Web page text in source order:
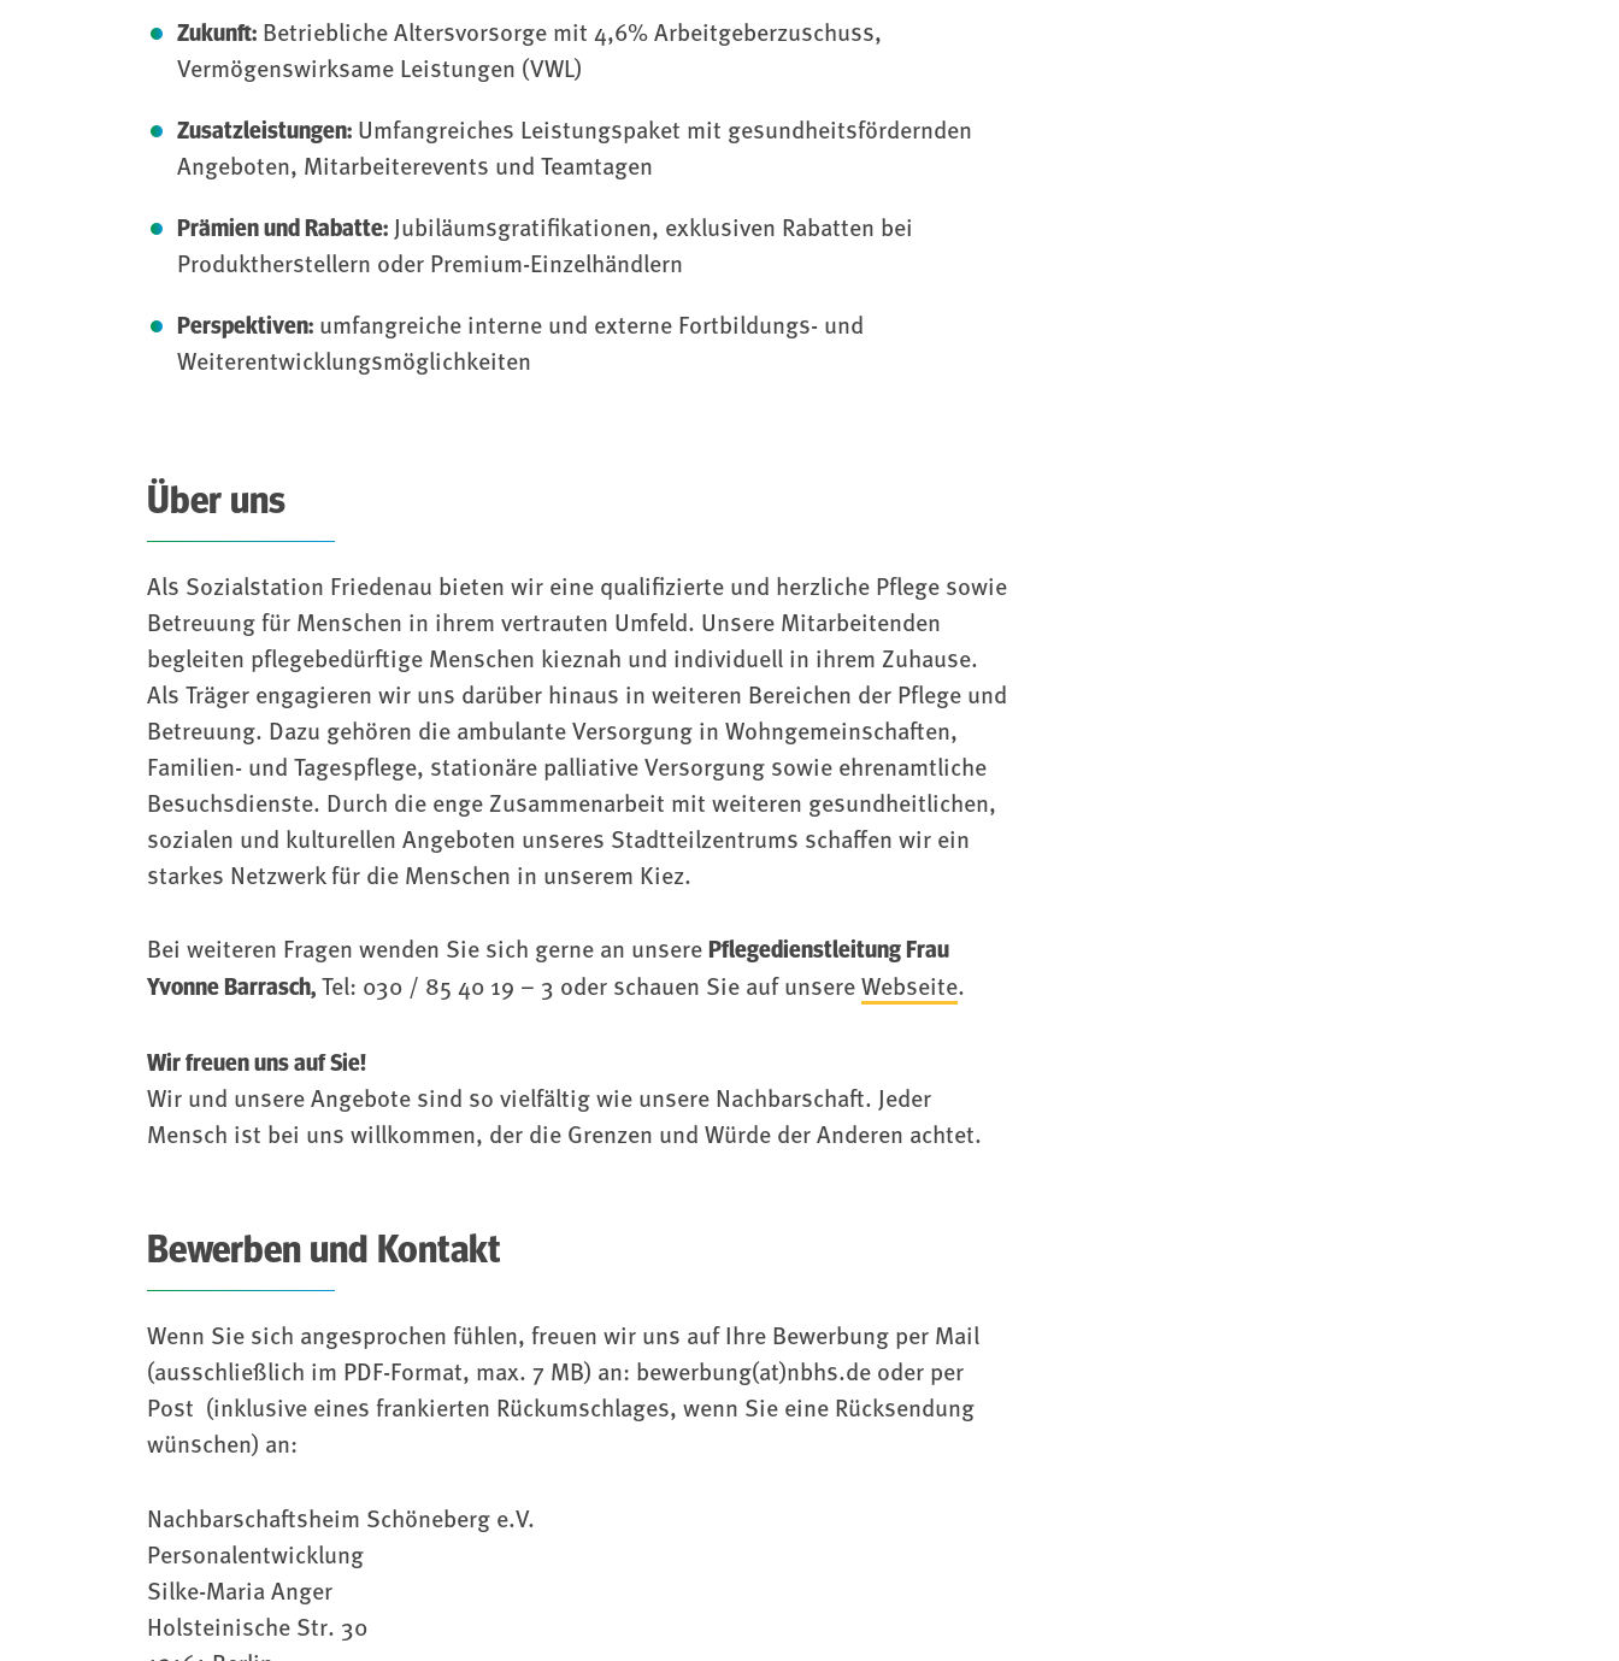
Zukunft: Betriebliche Altersvorsorge mit 4,6% Arbeitgeberzuschuss,
Vermögenswirksame Leistungen (VWL)
Zusatzleistungen: Umfangreiches Leistungspaket mit gesundheitsfördernden
Angeboten, Mitarbeiterevents und Teamtagen
Prämien und Rabatte: Jubiläumsgratifikationen, exklusiven Rabatten bei
Produktherstellern oder Premium-Einzelhändlern
Perspektiven: umfangreiche interne und externe Fortbildungs- und
Weiterentwicklungsmöglichkeiten
Über uns
Als Sozialstation Friedenau bieten wir eine qualifizierte und herzliche Pflege sowie
Betreuung für Menschen in ihrem vertrauten Umfeld. Unsere Mitarbeitenden
begleiten pflegebedürftige Menschen kieznah und individuell in ihrem Zuhause.
Als Träger engagieren wir uns darüber hinaus in weiteren Bereichen der Pflege und
Betreuung. Dazu gehören die ambulante Versorgung in Wohngemeinschaften,
Familien- und Tagespflege, stationäre palliative Versorgung sowie ehrenamtliche
Besuchsdienste. Durch die enge Zusammenarbeit mit weiteren gesundheitlichen,
sozialen und kulturellen Angeboten unseres Stadtteilzentrums schaffen wir ein
starkes Netzwerk für die Menschen in unserem Kiez.
Bei weiteren Fragen wenden Sie sich gerne an unsere Pflegedienstleitung Frau
Yvonne Barrasch, Tel: 030 / 85 40 19 – 3 oder schauen Sie auf unsere Webseite.
Wir freuen uns auf Sie!
Wir und unsere Angebote sind so vielfältig wie unsere Nachbarschaft. Jeder
Mensch ist bei uns willkommen, der die Grenzen und Würde der Anderen achtet.
Bewerben und Kontakt
Wenn Sie sich angesprochen fühlen, freuen wir uns auf Ihre Bewerbung per Mail
(ausschließlich im PDF-Format, max. 7 MB) an: bewerbung(at)nbhs.de oder per
Post (inklusive eines frankierten Rückumschlages, wenn Sie eine Rücksendung
wünschen) an:
Nachbarschaftsheim Schöneberg e.V.
Personalentwicklung
Silke-Maria Anger
Holsteinische Str. 30